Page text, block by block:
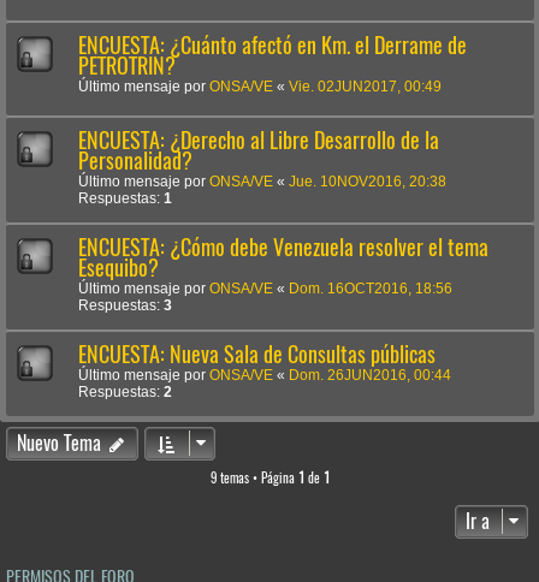
ENCUESTA: ¿Cuánto afectó en Km. el Derrame de
PETROTRIN?
Último mensaje por ONSA/VE « Vie. 02JUN2017, 00:49
ENCUESTA: ¿Derecho al Libre Desarrollo de la
Personalidad?
Último mensaje por ONSA/VE « Jue. 10NOV2016, 20:38
Respuestas: 1
ENCUESTA: ¿Cómo debe Venezuela resolver el tema
Esequibo?
Último mensaje por ONSA/VE « Dom. 16OCT2016, 18:56
Respuestas: 3
ENCUESTA: Nueva Sala de Consultas públicas
Último mensaje por ONSA/VE « Dom. 26JUN2016, 00:44
Respuestas: 2
Nuevo Tema
9 temas • Página 1 de 1
Ir a
PERMISOS DEL FORO